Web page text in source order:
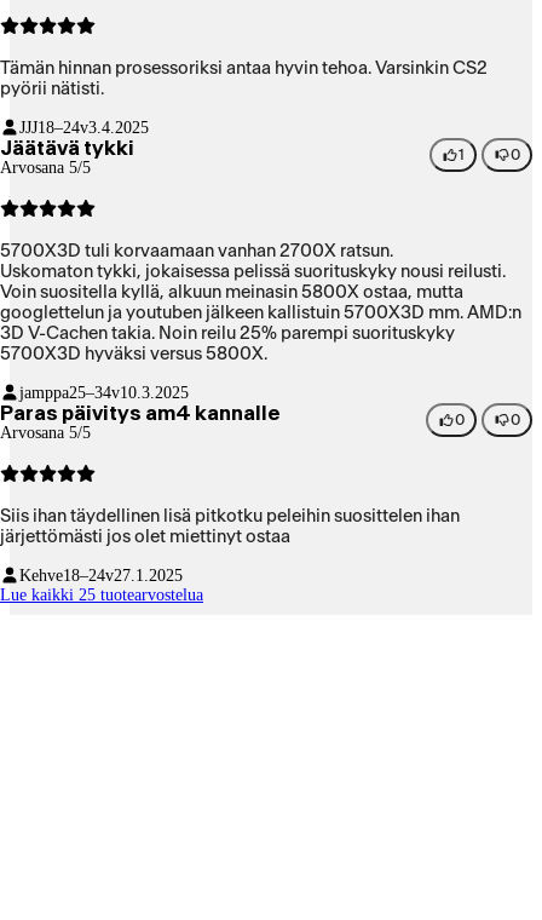
Tämän hinnan prosessoriksi antaa hyvin tehoa. Varsinkin CS2
pyörii nätisti.
JJJ18–24v3.4.2025
Jäätävä tykki
Arvosana 5/5
1 0
5700X3D tuli korvaamaan vanhan 2700X ratsun.
Uskomaton tykki, jokaisessa pelissä suorituskyky nousi reilusti.
Voin suositella kyllä, alkuun meinasin 5800X ostaa, mutta
googlettelun ja youtuben jälkeen kallistuin 5700X3D mm. AMD:n
3D V-Cachen takia. Noin reilu 25% parempi suorituskyky
5700X3D hyväksi versus 5800X.
jamppa25–34v10.3.2025
Paras päivitys am4 kannalle
Arvosana 5/5
0 0
Siis ihan täydellinen lisä pitkotku peleihin suosittelen ihan
järjettömästi jos olet miettinyt ostaa
Kehve18–24v27.1.2025
Lue kaikki 25 tuotearvostelua